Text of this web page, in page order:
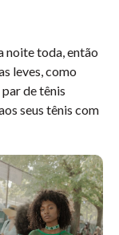
noite toda, então
leves, como
de tênis
seus tênis com